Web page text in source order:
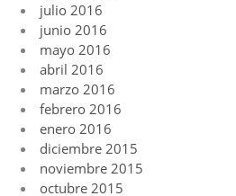
julio 2016
junio 2016
mayo 2016
abril 2016
marzo 2016
febrero 2016
enero 2016
diciembre 2015
noviembre 2015
octubre 2015